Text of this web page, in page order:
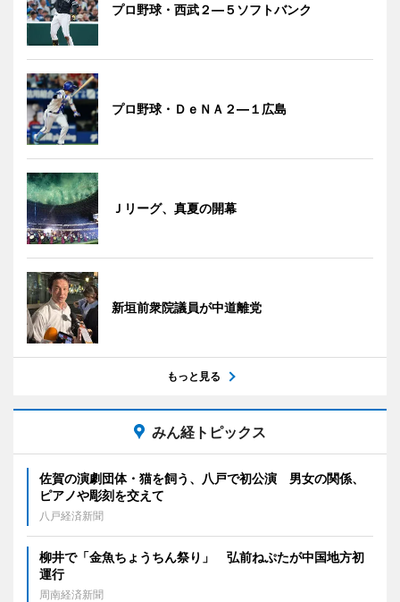
プロ野球・西武２―５ソフトバンク
プロ野球・ＤｅＮＡ２―１広島
Ｊリーグ、真夏の開幕
新垣前衆院議員が中道離党
もっと見る
みん経トピックス
佐賀の演劇団体・猫を飼う、八戸で初公演 男女の関係、
ピアノや彫刻を交えて
八戸経済新聞
柳井で「金魚ちょうちん祭り」 弘前ねぷたが中国地方初
運行
周南経済新聞